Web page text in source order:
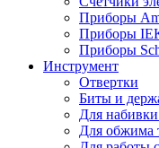
Приборы
Приборы
Приборы
Инструмент
Отвертки
Биты и
Для набивки
Для обжима